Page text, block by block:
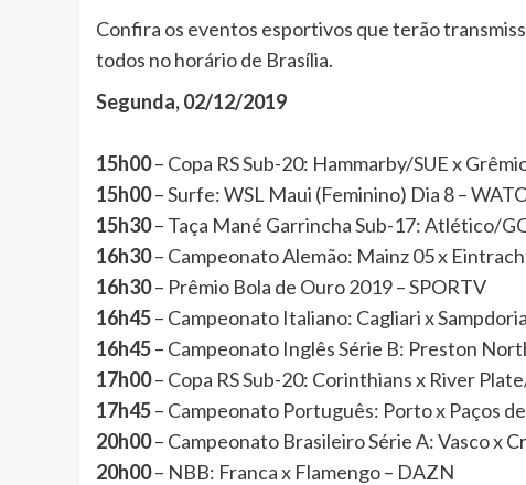
Confira os eventos esportivos que terão
todos no horário de Brasília.
Segunda, 02/12/2019
15h00– Copa RS Sub-20: Hammarby/SUE x
15h00– Surfe: WSL Maui (Feminino) Dia 8 –
15h30– Taça Mané Garrincha Sub-17: Atlético/
16h30– Campeonato Alemão: Mainz 05 x
16h30– Prêmio Bola de Ouro 2019 – SPORTV
16h45– Campeonato Italiano: Cagliari x
16h45– Campeonato Inglês Série B: Preston
17h00– Copa RS Sub-20: Corinthians x River
17h45– Campeonato Português: Porto x Paços
20h00– Campeonato Brasileiro Série A: Vasco x
20h00– NBB: Franca x Flamengo – DAZN